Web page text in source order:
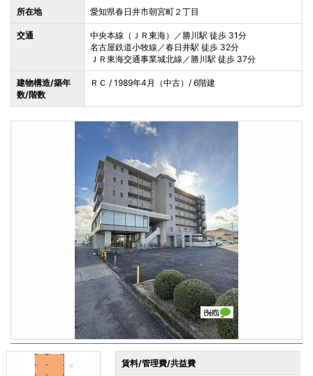
所在地 愛知県春日井市朝宮町２丁目
交通
中央本線（ＪＲ東海）／勝川駅 徒歩 31分
名古屋鉄道小牧線／春日井駅 徒歩 32分
ＪＲ東海交通事業城北線／勝川駅 徒歩 37分
建物構造/築年
数/階数
ＲＣ / 1989年4月（中古）/ 6階建
賃料/管理費/共益費